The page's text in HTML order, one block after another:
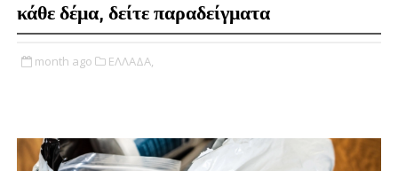
κάθε δέμα, δείτε παραδείγματα
month ago ΕΛΛΑΔΑ,